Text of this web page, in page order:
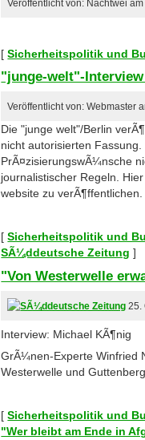
Veröffentlicht von: Nachtwei
[Sicherheitspolitik und
"junge-welt"-
Veröffentlicht von: Webmaster
Die "junge welt"/Berlin
nicht autorisierten
PrÃ¤zisierungswÃ¼nsche
journalistischer Regeln.
website zu verÃ¶ffentlichen.
[Sicherheitspolitik und
SÃ¼ddeutsche Zeitung ]
"Von Westerwelle
25.
Interview: Michael KÃ¶nig
GrÃ¼nen-Experte Winfried
Westerwelle und
[Sicherheitspolitik und
"Wer bleibt am Ende in